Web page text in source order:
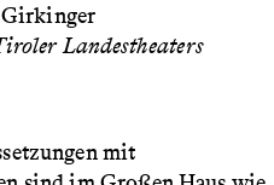
Landestheaters
mit